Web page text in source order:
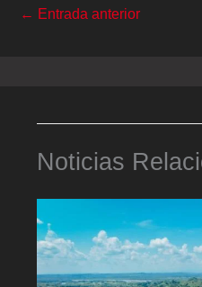
← Entrada anterior
Noticias